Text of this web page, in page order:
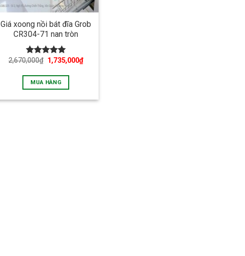
Giá xoong nồi bát đĩa Grob
CR304-71 nan tròn
Được xếp
5 sao
2,670,000₫ 1,735,000₫
MUA HÀNG